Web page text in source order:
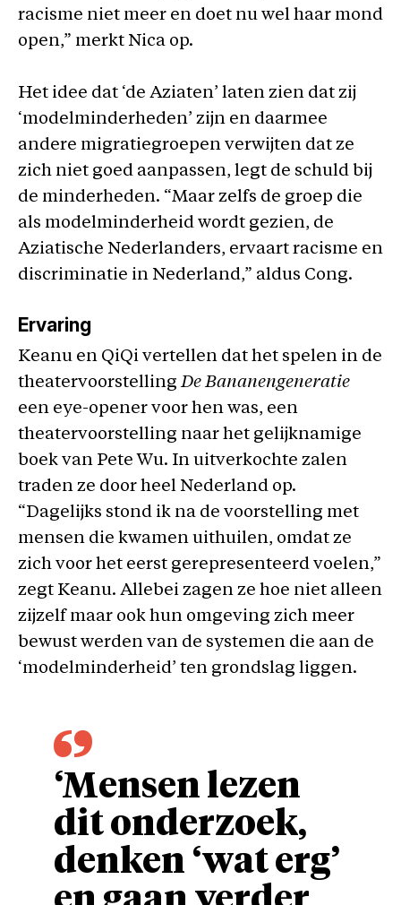
racisme niet meer en doet nu wel haar mond
open,” merkt Nica op.
Het idee dat ‘de Aziaten’ laten zien dat zij
‘modelminderheden’ zijn en daarmee
andere migratiegroepen verwijten dat ze
zich niet goed aanpassen, legt de schuld bij
de minderheden. “Maar zelfs de groep die
als modelminderheid wordt gezien, de
Aziatische Nederlanders, ervaart racisme en
discriminatie in Nederland,” aldus Cong.
Ervaring
Keanu en QiQi vertellen dat het spelen in de
theatervoorstellingDe Bananengeneratie
een eye-opener voor hen was, een
theatervoorstelling naar het gelijknamige
boek van Pete Wu. In uitverkochte zalen
traden ze door heel Nederland op.
“Dagelijks stond ik na de voorstelling met
mensen die kwamen uithuilen, omdat ze
zich voor het eerst gerepresenteerd voelen,”
zegt Keanu. Allebei zagen ze hoe niet alleen
zijzelf maar ook hun omgeving zich meer
bewust werden van de systemen die aan de
‘modelminderheid’ ten grondslag liggen.
‘Mensen lezen
dit onderzoek,
denken ‘wat erg’